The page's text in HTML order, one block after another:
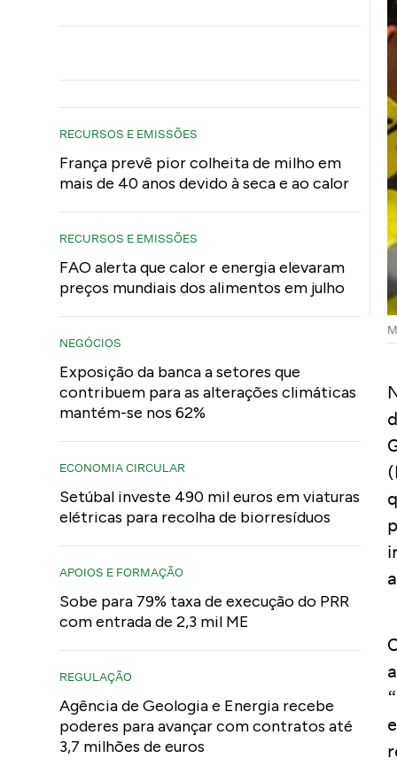
RECURSOS E EMISSÕES
França prevê pior colheita de milho em
mais de 40 anos devido à seca e ao calor
RECURSOS E EMISSÕES
FAO alerta que calor e energia elevaram
preços mundiais dos alimentos em julho
NEGÓCIOS
Exposição da banca a setores que
contribuem para as alterações climáticas
mantém-se nos 62%
ECONOMIA CIRCULAR
Setúbal investe 490 mil euros em viaturas
elétricas para recolha de biorresíduos
APOIOS E FORMAÇÃO
Sobe para 79% taxa de execução do PRR
com entrada de 2,3 mil ME
REGULAÇÃO
Agência de Geologia e Energia recebe
poderes para avançar com contratos até
3,7 milhões de euros